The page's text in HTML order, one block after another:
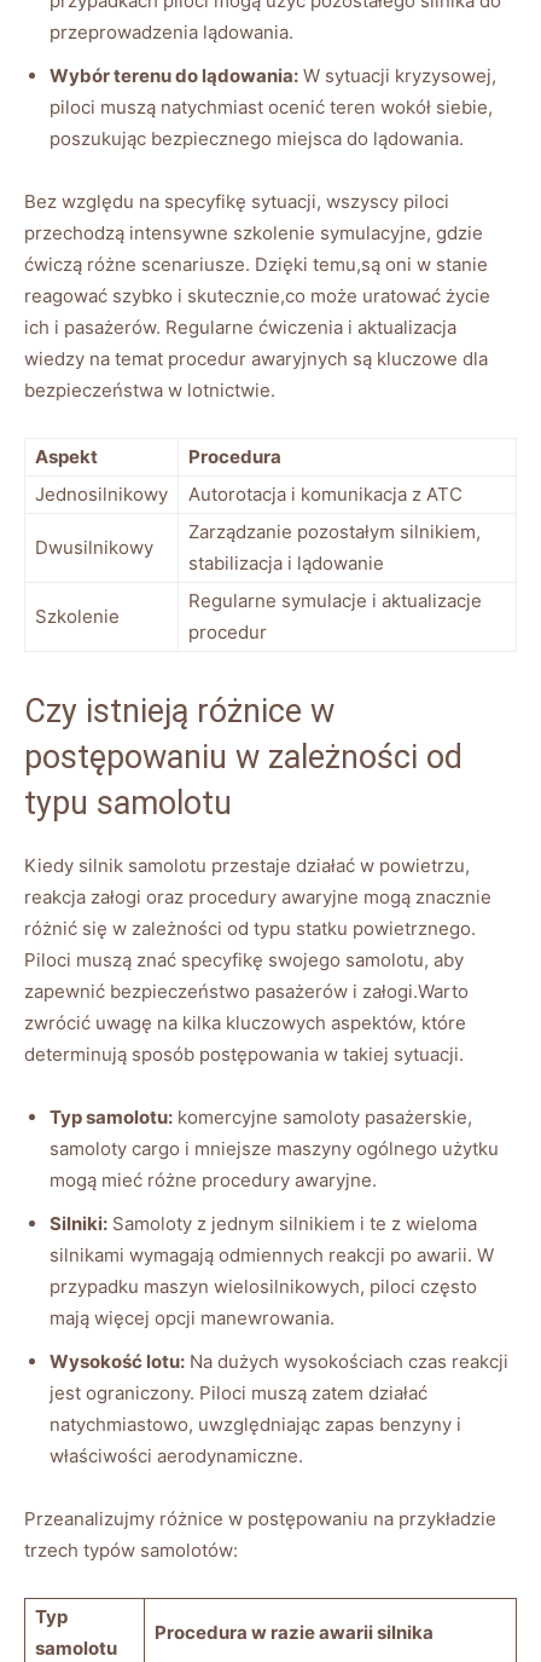
przeprowadzenia lądowania.
Wybór terenu do⁣ lądowania: W⁤ sytuacji kryzysowej,
piloci muszą natychmiast ocenić teren wokół siebie,
‌poszukując bezpiecznego miejsca do lądowania.
Bez względu na specyfikę sytuacji, wszyscy piloci
przechodzą intensywne szkolenie ‌symulacyjne,‌ gdzie
ćwiczą⁢ różne⁣ scenariusze. Dzięki temu,są oni ​w stanie
reagować szybko ⁢i skutecznie,co ​może uratować życie
‍ich i pasażerów. ⁣Regularne ćwiczenia i​ aktualizacja
⁢wiedzy na temat procedur ⁢awaryjnych są kluczowe dla
bezpieczeństwa w lotnictwie.
Aspekt
Procedura
Jednosilnikowy
Autorotacja i komunikacja z ATC
Dwusilnikowy
Zarządzanie pozostałym silnikiem,⁣
stabilizacja‌ i lądowanie
Szkolenie
Regularne symulacje⁢ i aktualizacje
procedur
Czy istnieją różnice⁢ w
postępowaniu w zależności​ od
typu samolotu
Kiedy silnik‌ samolotu przestaje ‍działać w powietrzu,
reakcja⁣ załogi oraz procedury⁣ awaryjne⁢ mogą ​znacznie
⁣różnić się⁤ w zależności od typu ​statku ‌powietrznego.
‍Piloci muszą znać ‌specyfikę swojego samolotu, aby
zapewnić bezpieczeństwo pasażerów i⁤ załogi.Warto
zwrócić uwagę ⁢na kilka kluczowych aspektów, które
determinują‌ sposób postępowania w takiej sytuacji.
Typ samolotu: komercyjne samoloty pasażerskie,
‌samoloty ‍cargo i ⁢mniejsze maszyny ogólnego użytku
mogą mieć różne procedury ‌awaryjne.
Silniki: Samoloty z jednym silnikiem i te z wieloma
silnikami wymagają odmiennych reakcji po awarii. W
przypadku maszyn wielosilnikowych, ⁣piloci często
mają więcej opcji ⁢manewrowania.
Wysokość lotu: Na dużych wysokościach czas reakcji
jest ograniczony. Piloci muszą ⁤zatem działać
natychmiastowo, uwzględniając ​zapas benzyny i
właściwości aerodynamiczne.
Przeanalizujmy różnice w‍ postępowaniu na przykładzie
trzech typów samolotów:
Typ
samolotu
Procedura w razie awarii⁣ silnika